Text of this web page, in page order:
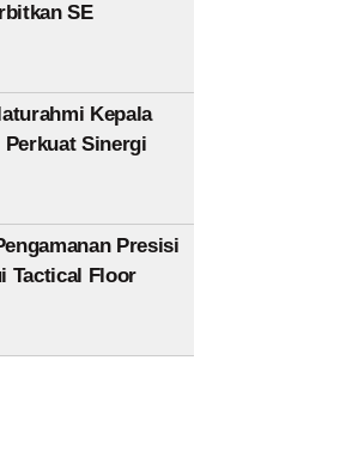
SE
Kepala
Perkuat Sinergi
Presisi
Tactical Floor